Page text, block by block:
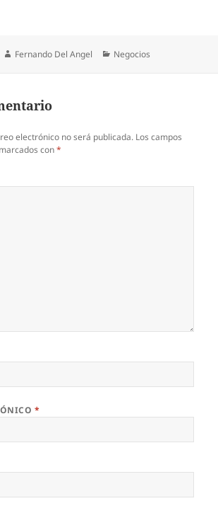
Autor
Fernando Del Angel Categorías
Negocios
electrónico no será publicada. Los campos
con*
*